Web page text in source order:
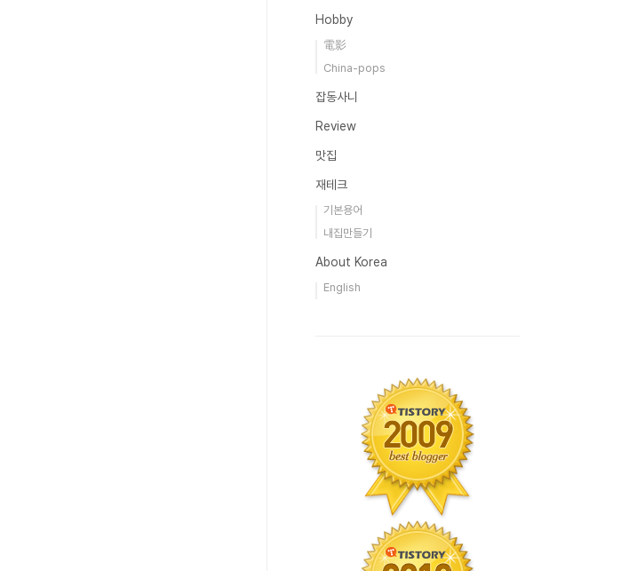
Hobby
電影
China-pops
잡동사니
Review
맛집
재테크
기본용어
내집만들기
About Korea
English